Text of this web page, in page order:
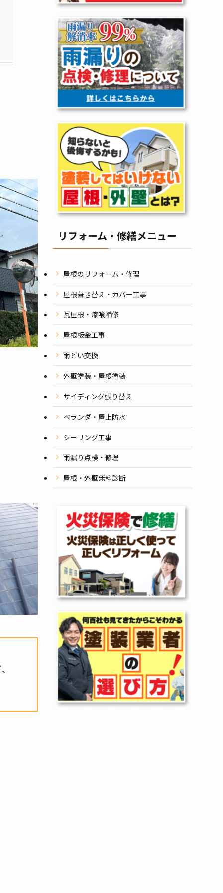
リフォーム・修繕メニュー
屋根のリフォーム・修理
屋根葺き替え・カバー工事
瓦屋根・漆喰補修
屋根板金工事
雨どい交換
外壁塗装・屋根塗装
サイディング張り替え
ベランダ・屋上防水
シーリング工事
雨漏り点検・修理
屋根・外壁無料診断